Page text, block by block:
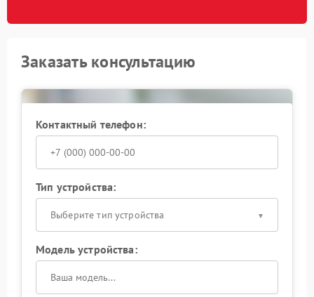
Заказать консультацию
Контактный телефон:
Тип устройства:
Выберите тип устройства
Модель устройства: